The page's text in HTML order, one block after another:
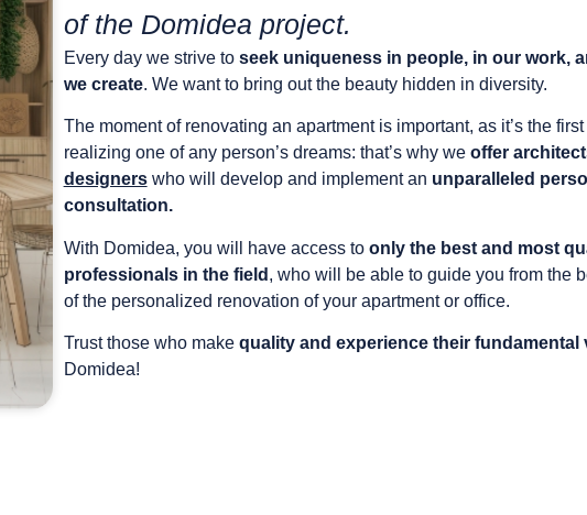
of the Domidea project.
Every day we strive to seek uniqueness in people, in our work,
we create. We want to bring out the beauty hidden in diversity.
The moment of renovating an apartment is important, as it’s the
realizing one of any person’s dreams: that’s why we offer
designerswho will develop and implement an unparalleled
consultation.
With Domidea, you will have access to only the best and most
professionals in the field , who will be able to guide you from the
of the personalized renovation of your apartment or office.
Trust those who make quality and experience their fundamental
Domidea!